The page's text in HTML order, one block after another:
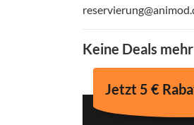
Keine Deals
Jetzt 5 €